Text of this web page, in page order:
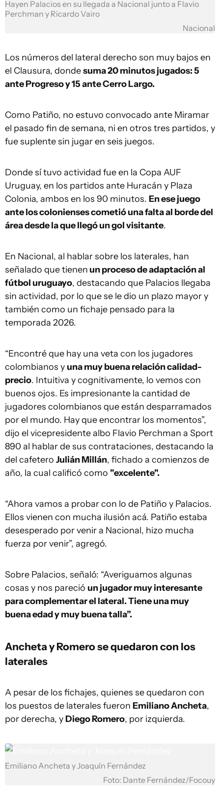
Hayen Palacios en su llegada a Nacional junto a Flavio
Perchman y Ricardo Vairo
Nacional
Los números del lateral derecho son muy bajos en
el Clausura, dondesuma 20 minutos jugados: 5
ante Progreso y 15 ante Cerro Largo.
Como Patiño, no estuvo convocado ante Miramar
el pasado fin de semana, ni en otros tres partidos, y
fue suplente sin jugar en seis juegos.
Donde sí tuvo actividad fue en la Copa AUF
Uruguay, en los partidos ante Huracán y Plaza
Colonia, ambos en los 90 minutos. En ese juego
ante los colonienses cometió una falta al borde del
área desde la que llegó un gol visitante.
En Nacional, al hablar sobre los laterales, han
señalado que tienen un proceso de adaptación al
fútbol uruguayo, destacando que Palacios llegaba
sin actividad, por lo que se le dio un plazo mayor y
también como un fichaje pensado para la
temporada 2026.
“Encontré que hay una veta con los jugadores
colombianos y una muy buena relación calidad-
precio. Intuitiva y cognitivamente, lo vemos con
buenos ojos. Es impresionante la cantidad de
jugadores colombianos que están desparramados
por el mundo. Hay que encontrar los momentos”,
dijo el vicepresidente albo Flavio Perchman a Sport
890 al hablar de sus contrataciones, destacando la
del cafetero Julián Millán, fichado a comienzos de
año, la cual calificó como "excelente".
“Ahora vamos a probar con lo de Patiño y Palacios.
Ellos vienen con mucha ilusión acá. Patiño estaba
desesperado por venir a Nacional, hizo mucha
fuerza por venir”, agregó.
Sobre Palacios, señaló: “Averiguamos algunas
cosas y nos pareció un jugador muy interesante
para complementar el lateral. Tiene una muy
buena edad y muy buena talla”.
Ancheta y Romero se quedaron con los
laterales
A pesar de los fichajes, quienes se quedaron con
los puestos de laterales fueron Emiliano Ancheta,
por derecha, y Diego Romero, por izquierda.
Emiliano Ancheta y Joaquín Fernández
Foto: Dante Fernández/Focouy